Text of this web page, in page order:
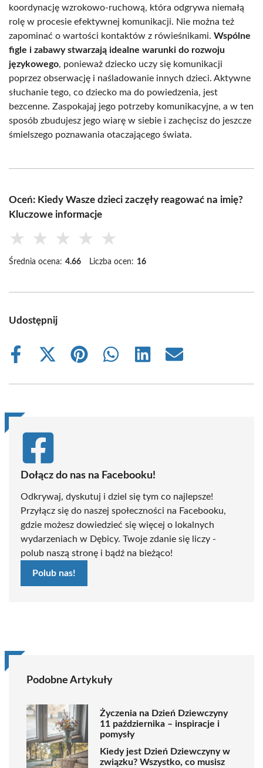
koordynację wzrokowo-ruchową, która odgrywa niemałą
rolę w procesie efektywnej komunikacji. Nie można też
zapominać o wartości kontaktów z rówieśnikami. Wspólne
figle i zabawy stwarzają idealne warunki do rozwoju
językowego, ponieważ dziecko uczy się komunikacji
poprzez obserwację i naśladowanie innych dzieci. Aktywne
słuchanie tego, co dziecko ma do powiedzenia, jest
bezcenne. Zaspokajaj jego potrzeby komunikacyjne, a w ten
sposób zbudujesz jego wiarę w siebie i zachęcisz do jeszcze
śmielszego poznawania otaczającego świata.
Oceń: Kiedy Wasze dzieci zaczęły reagować na imię?
Kluczowe informacje
★ ★ ★ ★ ★
Średnia ocena: 4.66 Liczba ocen: 16
Udostępnij
Share
Share
(Twitter)
Share
Share
Share
Share
Dołącz do nas na Facebooku!
Odkrywaj, dyskutuj i dziel się tym co najlepsze!
Przyłącz się do naszej społeczności na Facebooku,
gdzie możesz dowiedzieć się więcej o lokalnych
wydarzeniach w Dębicy. Twoje zdanie się liczy -
polub naszą stronę i bądź na bieżąco!
Polub nas!
Podobne Artykuły
Życzenia na Dzień Dziewczyny
11 października – inspiracje i
pomysły
Kiedy jest Dzień Dziewczyny w
związku? Wszystko, co musisz